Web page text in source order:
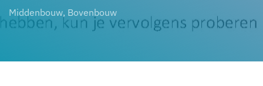
Middenbouw, Bovenbouw